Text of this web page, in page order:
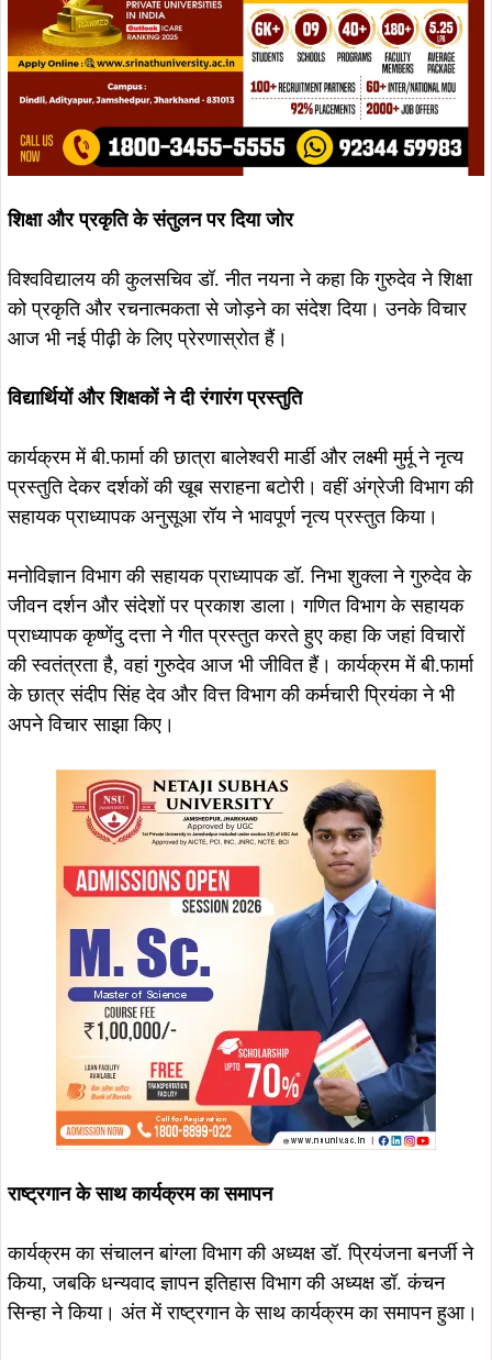
शिक्षा और प्रकृति के संतुलन पर दिया जोर
विश्वविद्यालय की कुलसचिव डॉ. नीत नयना ने कहा कि गुरुदेव ने शिक्षा
को प्रकृति और रचनात्मकता से जोड़ने का संदेश दिया। उनके विचार
आज भी नई पीढ़ी के लिए प्रेरणास्रोत हैं।
विद्यार्थियों और शिक्षकों ने दी रंगारंग प्रस्तुति
कार्यक्रम में बी.फार्मा की छात्रा बालेश्वरी मार्डी और लक्ष्मी मुर्मू ने नृत्य
प्रस्तुति देकर दर्शकों की खूब सराहना बटोरी। वहीं अंग्रेजी विभाग की
सहायक प्राध्यापक अनुसूआ रॉय ने भावपूर्ण नृत्य प्रस्तुत किया।
मनोविज्ञान विभाग की सहायक प्राध्यापक डॉ. निभा शुक्ला ने गुरुदेव के
जीवन दर्शन और संदेशों पर प्रकाश डाला। गणित विभाग के सहायक
प्राध्यापक कृष्णेंदु दत्ता ने गीत प्रस्तुत करते हुए कहा कि जहां विचारों
की स्वतंत्रता है, वहां गुरुदेव आज भी जीवित हैं।कार्यक्रम में बी.फार्मा
के छात्र संदीप सिंह देव और वित्त विभाग की कर्मचारी प्रियंका ने भी
अपने विचार साझा किए।
राष्ट्रगान के साथ कार्यक्रम का समापन
कार्यक्रम का संचालन बांग्ला विभाग की अध्यक्ष डॉ. प्रियंजना बनर्जी ने
किया, जबकि धन्यवाद ज्ञापन इतिहास विभाग की अध्यक्ष डॉ. कंचन
सिन्हा ने किया। अंत में राष्ट्रगान के साथ कार्यक्रम का समापन हुआ।